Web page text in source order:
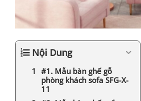
Nội Dung
#1. Mẫu bàn ghế gỗ
phòng khách sofa SFG-X-
11